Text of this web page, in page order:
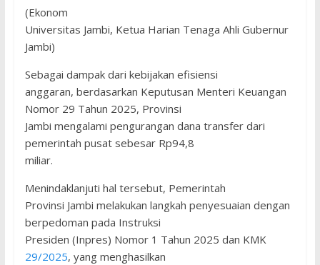
(Ekonom
Universitas Jambi, Ketua Harian Tenaga Ahli Gubernur
Jambi)
Sebagai dampak dari kebijakan efisiensi
anggaran, berdasarkan Keputusan Menteri Keuangan
Nomor 29 Tahun 2025, Provinsi
Jambi mengalami pengurangan dana transfer dari
pemerintah pusat sebesar Rp94,8
miliar.
Menindaklanjuti hal tersebut, Pemerintah
Provinsi Jambi melakukan langkah penyesuaian dengan
berpedoman pada Instruksi
Presiden (Inpres) Nomor 1 Tahun 2025 dan KMK
29/2025, yang menghasilkan